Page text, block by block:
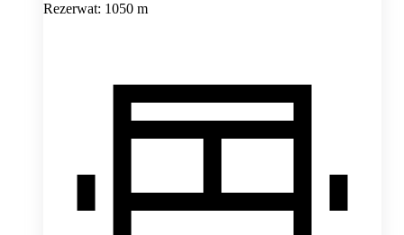
Rezerwat: 1050 m